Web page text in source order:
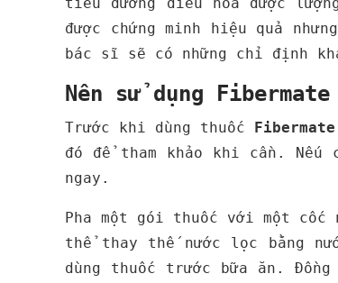
được chứng minh hiệu quả
bác sĩ sẽ có những chỉ định
Nên sử dụng
Trước khi dùng thuốc Fibermate
đó để tham khảo khi cần.
ngay.
Pha một gói thuốc với một cốc
thể thay thế nước lọc bằng
dùng thuốc trước bữa ăn.